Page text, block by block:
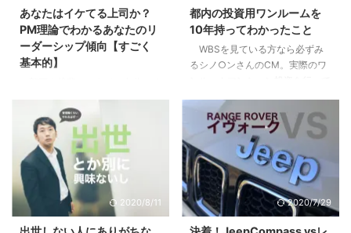
あなたはイケてる上司か？
PM理論でわかるあなたのリ
ーダーシップ傾向【すごく
基本的】
ーダーシップはあるのか疑問に思
ったり、不安になったはしていま
せんか？自分はイケてるリーダー
なのか？違うのか？気になってし
まったり。 まずはあなたの行動
特性から現在の特徴を見て見まし
ょう。 目次1 PM理論でわかるあ
なたのリーダーシップ【まずはこ
れだけは知っておこう】2 pM型
都内の投資用ワンルームを
10年持ってわかったこと
WBSを見ている方なら必ずみ
るシノ○ンさんのCM。実際のワ
が多少なりとも参考になればと思
います。 目次1 先日売り先が見つ
かり200万くらい儲かった2 「時
間を資産に変える投資」という妙
味3 僕が10年持って手放した３つ
の理由3.1 全ては自分には返って
こないリターン3.2 節税効果とい
2020/8/11 2020/7/29